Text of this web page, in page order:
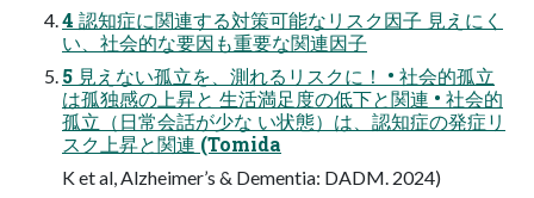
4 認知症に関連する対策可能なリスク因⼦ ⾒えにく
い、社会的な要因も重要な関連因⼦
5 ⾒えない孤⽴を、測れるリスクに！ • 社会的孤⽴
は孤独感の上昇と ⽣活満⾜度の低下と関連 • 社会的
孤⽴（⽇常会話が少な い状態）は、認知症の発症リ
スク上昇と関連 (Tomida
K et al, Alzheimer’s & Dementia: DADM. 2024)